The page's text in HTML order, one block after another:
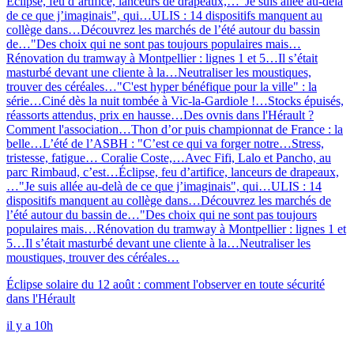
de ce que j’imaginais", qui…ULIS : 14 dispositifs manquent au
collège dans…Découvrez les marchés de l’été autour du bassin
de…"Des choix qui ne sont pas toujours populaires mais…
Rénovation du tramway à Montpellier : lignes 1 et 5…Il s’était
masturbé devant une cliente à la…Neutraliser les moustiques,
trouver des céréales…"C'est hyper bénéfique pour la ville" : la
série…Ciné dès la nuit tombée à Vic-la-Gardiole !…Stocks épuisés,
réassorts attendus, prix en hausse…Des ovnis dans l'Hérault ?
Comment l'association…Thon d’or puis championnat de France : la
belle…L’été de l’ASBH : "C’est ce qui va forger notre…Stress,
tristesse, fatigue… Coralie Coste,…Avec Fifi, Lalo et Pancho, au
parc Rimbaud, c’est…Éclipse, feu d’artifice, lanceurs de drapeaux,
…"Je suis allée au-delà de ce que j’imaginais", qui…ULIS : 14
dispositifs manquent au collège dans…Découvrez les marchés de
l’été autour du bassin de…"Des choix qui ne sont pas toujours
populaires mais…Rénovation du tramway à Montpellier : lignes 1 et
5…Il s’était masturbé devant une cliente à la…Neutraliser les
moustiques, trouver des céréales…
Éclipse solaire du 12 août : comment l'observer en toute sécurité
dans l'Hérault
il y a 10h